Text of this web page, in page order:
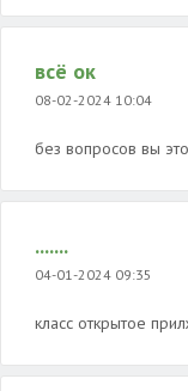
всё ок
08-02-2024 10:04
без вопросов вы
.......
04-01-2024 09:35
класс открытое